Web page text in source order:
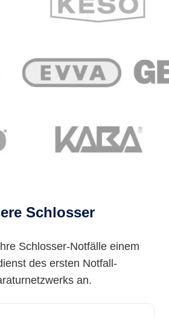
Schlosser
Schlosser-Notfälle einem
des ersten Notfall-
an.